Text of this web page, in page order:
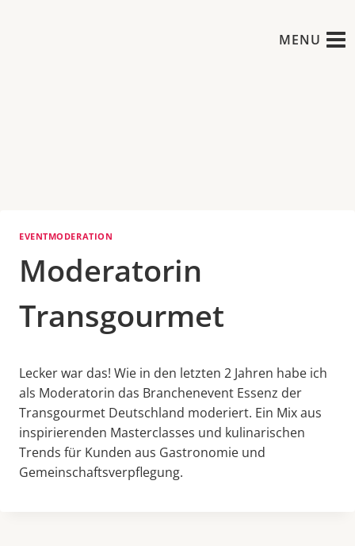
MENU
EVENTMODERATION
Moderatorin
Transgourmet
Lecker war das! Wie in den letzten 2 Jahren habe ich
als Moderatorin das Branchenevent Essenz der
Transgourmet Deutschland moderiert. Ein Mix aus
inspirierenden Masterclasses und kulinarischen
Trends für Kunden aus Gastronomie und
Gemeinschaftsverpflegung.